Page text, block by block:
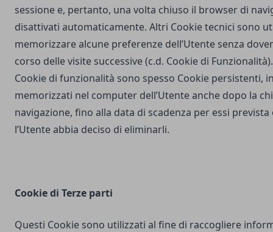
sessione e, pertanto, una volta chiuso il browser di
disattivati automaticamente. Altri Cookie tecnici sono
memorizzare alcune preferenze dell’Utente senza
corso delle visite successive (c.d. Cookie di
Cookie di funzionalità sono spesso Cookie persistenti,
memorizzati nel computer dell’Utente anche dopo la
navigazione, fino alla data di scadenza per essi
l’Utente abbia deciso di eliminarli.
Cookie di Terze parti
Questi Cookie sono utilizzati al fine di raccogliere